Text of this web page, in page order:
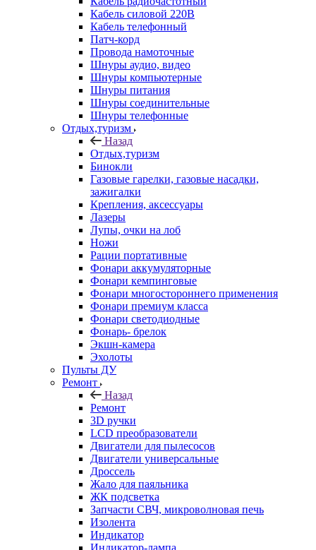
Кабель силовой 220В
Кабель телефонный
Патч-корд
Провода намоточные
Шнуры аудио, видео
Шнуры компьютерные
Шнуры питания
Шнуры соединительные
Шнуры телефонные
Отдых,туризм
Назад
Отдых,туризм
Бинокли
Газовые гарелки, газовые насадки,
зажигалки
Крепления, аксессуары
Лазеры
Лупы, очки на лоб
Ножи
Рации портативные
Фонари аккумуляторные
Фонари кемпинговые
Фонари многостороннего применения
Фонари премиум класса
Фонари светодиодные
Фонарь- брелок
Экшн-камера
Эхолоты
Пульты ДУ
Ремонт
Назад
Ремонт
3D ручки
LCD преобразователи
Двигатели для пылесосов
Двигатели универсальные
Дроссель
Жало для паяльника
ЖК подсветка
Запчасти СВЧ, микроволновая печь
Изолента
Индикатор
Индикатор-лампа